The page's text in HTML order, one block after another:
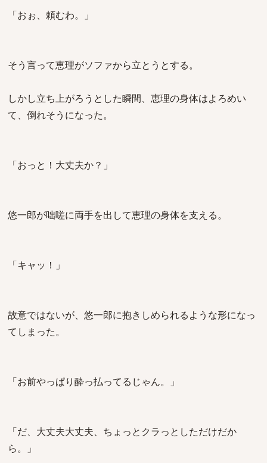
「おぉ、頼むわ。」
そう言って恵理がソファから立とうとする。
しかし立ち上がろうとした瞬間、恵理の身体はよろめい
て、倒れそうになった。
「おっと！大丈夫か？」
悠一郎が咄嗟に両手を出して恵理の身体を支える。
「キャッ！」
故意ではないが、悠一郎に抱きしめられるような形になっ
てしまった。
「お前やっぱり酔っ払ってるじゃん。」
「だ、大丈夫大丈夫、ちょっとクラっとしただけだか
ら。」